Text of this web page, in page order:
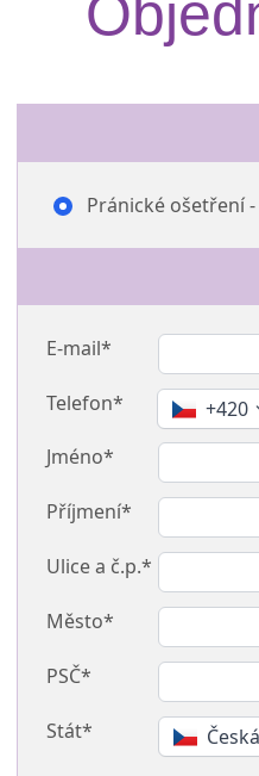
Pránické ošetření
E-mail*
Telefon*
+420
Jméno*
Příjmení*
Ulice a č.p.*
Město*
PSČ*
Stát*